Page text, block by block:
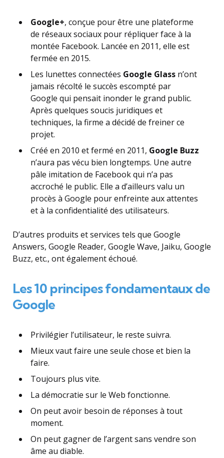
Google+, conçue pour être une plateforme
de réseaux sociaux pour répliquer face à la
montée Facebook. Lancée en 2011, elle est
fermée en 2015.
Les lunettes connectées Google Glass n’ont
jamais récolté le succès escompté par
Google qui pensait inonder le grand public.
Après quelques soucis juridiques et
techniques, la firme a décidé de freiner ce
projet.
Créé en 2010 et fermé en 2011, Google Buzz
n’aura pas vécu bien longtemps. Une autre
pâle imitation de Facebook qui n’a pas
accroché le public. Elle a d’ailleurs valu un
procès à Google pour enfreinte aux attentes
et à la confidentialité des utilisateurs.
D’autres produits et services tels que Google
Answers, Google Reader, Google Wave, Jaiku, Google
Buzz, etc., ont également échoué.
Les 10 principes fondamentaux de
Google
Privilégier l’utilisateur, le reste suivra.
Mieux vaut faire une seule chose et bien la
faire.
Toujours plus vite.
La démocratie sur le Web fonctionne.
On peut avoir besoin de réponses à tout
moment.
On peut gagner de l’argent sans vendre son
âme au diable.